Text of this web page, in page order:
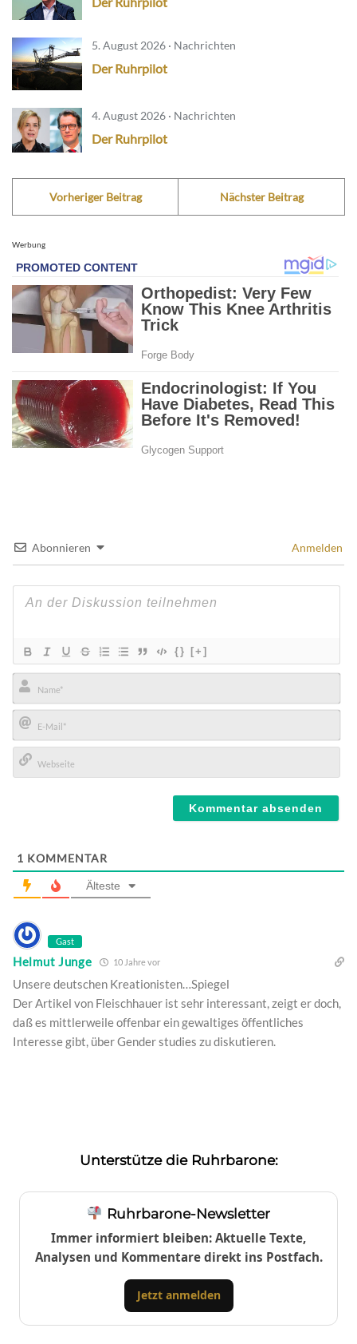
5. August 2026 · Nachrichten
Der Ruhrpilot
4. August 2026 · Nachrichten
Der Ruhrpilot
Vorheriger Beitrag Nächster Beitrag
Werbung
Abonnieren Anmelden
{} [+]
Name*
E-
Mail*
1 KOMMENTAR
Älteste
Gast
Helmut Junge 10 Jahre vor
Unsere deutschen Kreationisten…Spiegel
Der Artikel von Fleischhauer ist sehr interessant, zeigt er doch,
daß es mittlerweile offenbar ein gewaltiges öffentliches
Interesse gibt, über Gender studies zu diskutieren.
Unterstütze die Ruhrbarone:
Ruhrbarone-Newsletter
Immer informiert bleiben: Aktuelle Texte,
Analysen und Kommentare direkt ins Postfach.
Jetzt anmelden